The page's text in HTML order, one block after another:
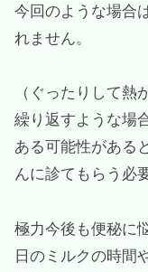
今回のような場合
れません。
（ぐったりして
繰り返すような場
ある可能性がある
んに診てもらう必
極力今後も便秘に
日のミルクの時間